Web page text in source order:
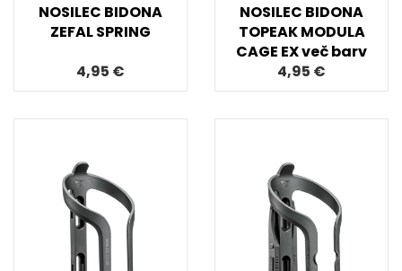
NOSILEC BIDONA
ZEFAL SPRING
4,95 €
NOSILEC BIDONA
TOPEAK MODULA
CAGE EX več barv
4,95 €